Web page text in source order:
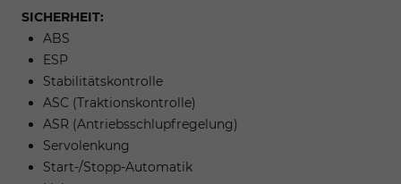
SICHERHEIT:
ABS
ESP
Stabilitätskontrolle
ASC (Traktionskontrolle)
ASR (Antriebsschlupfregelung)
Servolenkung
Start-/Stopp-Automatik